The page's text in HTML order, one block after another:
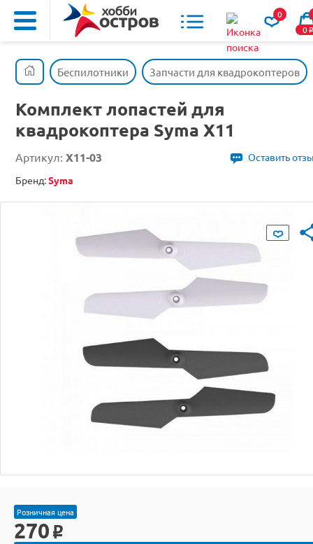
0
0o
Беспилотники Запчасти для квадрокоптеров
Комплект лопастей для
квадрокоптера Syma X11
Артикул: X11-03
Оставить
Бренд:Syma
Розничная цена
270 o